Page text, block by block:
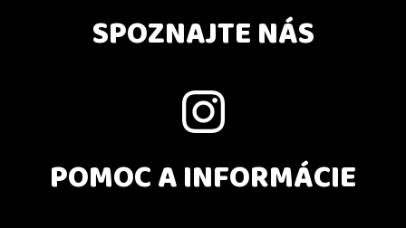
SPOZNAJTE NÁS
POMOC A INFORMÁCIE